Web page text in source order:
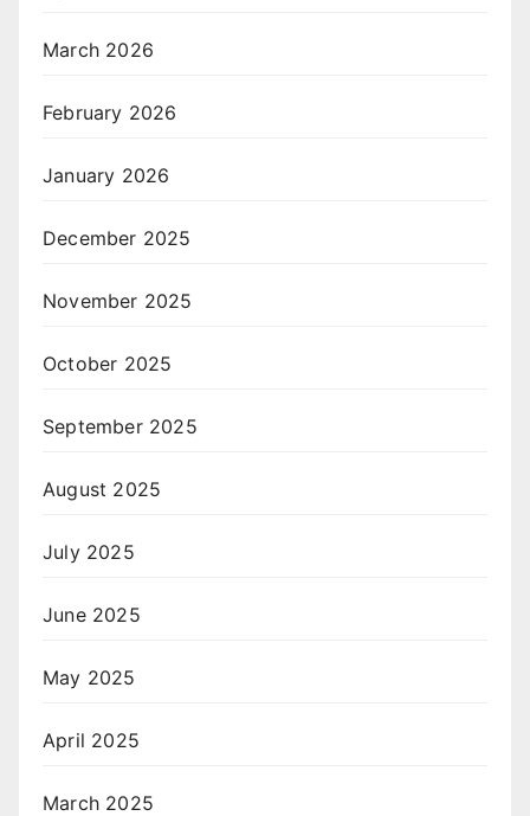
March 2026
February 2026
January 2026
December 2025
November 2025
October 2025
September 2025
August 2025
July 2025
June 2025
May 2025
April 2025
March 2025